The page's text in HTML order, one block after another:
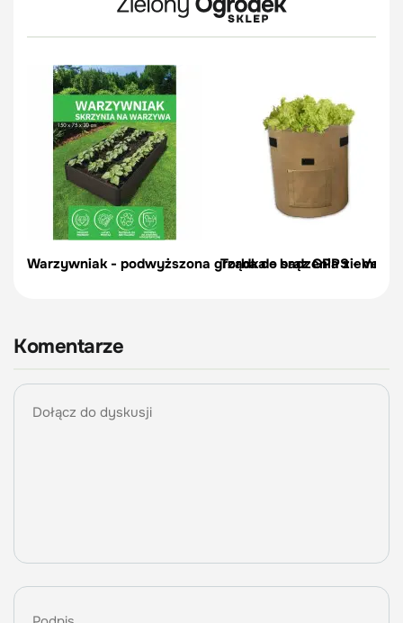
Warzywniak - podwyższona grządka - brąz GPPS -
Torba do sadzenia
Komentarze